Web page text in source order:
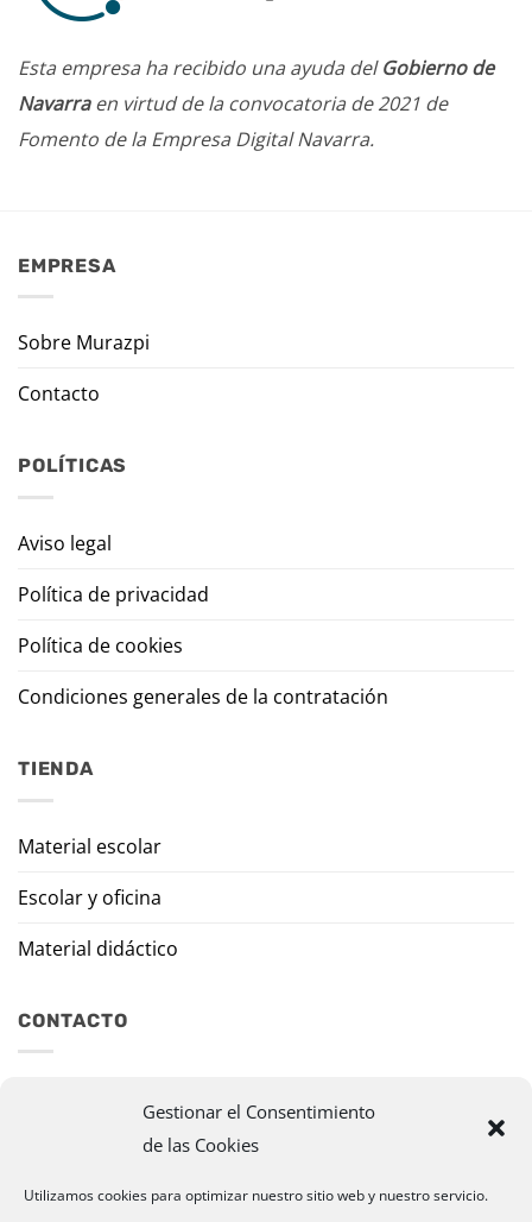
Gestionar el Consentimiento
de las Cookies
Utilizamos cookies para optimizar nuestro sitio web y nuestro servicio.
Esta empresa ha recibido una ayuda delGobierno de
Navarraen virtud de la convocatoria de 2021 de
Fomento de la Empresa Digital Navarra.
EMPRESA
Sobre Murazpi
Contacto
POLÍTICAS
Aviso legal
Política de privacidad
Política de cookies
Condiciones generales de la contratación
TIENDA
Material escolar
Escolar y oficina
Material didáctico
CONTACTO
murazpi@murazpi.com
948 234 436 – 623 195 518